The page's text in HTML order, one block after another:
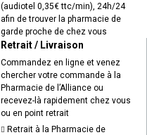
(audiotel 0,35€ ttc/min), 24h/24
afin de trouver la pharmacie de
garde proche de chez vous
Retrait / Livraison
Commandez en ligne et venez
chercher votre commande à la
Pharmacie de l’Alliance ou
recevez-là rapidement chez vous
ou en point retrait
Retrait à la Pharmacie de